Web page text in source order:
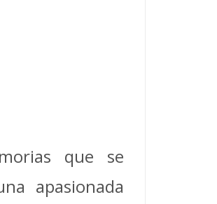
que se
apasionada